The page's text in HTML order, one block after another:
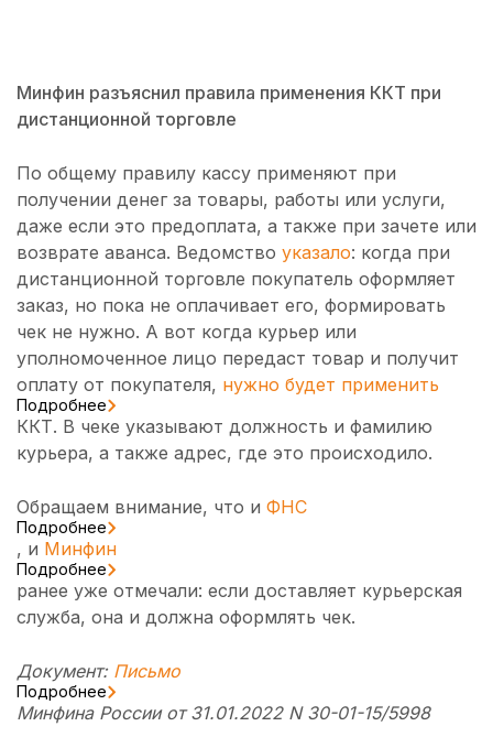
Минфин разъяснил правила применения ККТ при
дистанционной торговле
По общему правилу кассу применяют при
получении денег за товары, работы или услуги,
даже если это предоплата, а также при зачете или
возврате аванса. Ведомство указало: когда при
дистанционной торговле покупатель оформляет
заказ, но пока не оплачивает его, формировать
чек не нужно. А вот когда курьер или
уполномоченное лицо передаст товар и получит
оплату от покупателя, нужно будет применить
Подробнее
ККТ. В чеке указывают должность и фамилию
курьера, а также адрес, где это происходило.
Обращаем внимание, что и ФНС
Подробнее
, и Минфин
Подробнее
ранее уже отмечали: если доставляет курьерская
служба, она и должна оформлять чек.
Документ: Письмо
Подробнее
Минфина России от 31.01.2022 N 30-01-15/5998